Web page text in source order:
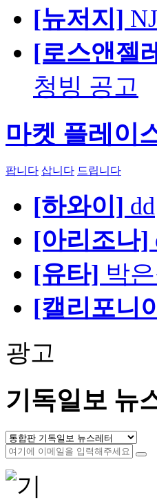
[뉴저지]
[로스앤젤
청빙 공고
마켓 플레이
팝니다 삽니다 드립니다
[하와이] dd
[아리조나]
[유타] 박
[캘리포니
광고
기독일보 뉴